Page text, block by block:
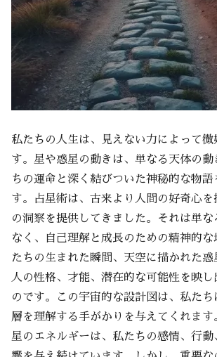
私たちの人生は、見えない力によって微
す。星や惑星の動きは、単なる天体の動
ちの運命と深く結びついた神秘的な物
す。占星術は、古来より人間の好奇心を
の洞察を提供してきました。それは単
なく、自己理解と成長のための精神的
たちの生まれた瞬間、天空に描かれた惑
人の性格、才能、潜在的な可能性を映し
のです。この宇宙的な設計図は、私た
層を理解する手がかりを与えてくれま
星のエネルギーは、私たちの感情、行